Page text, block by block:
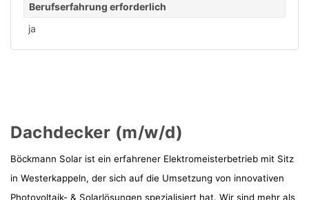
Berufserfahrung erforderlich
ja
Dachdecker (m/w/d)
Böckmann Solar ist ein erfahrener Elektromeisterbetrieb mit Sitz
in Westerkappeln, der sich auf die Umsetzung von innovativen
Photovoltaik- & Solarlösungen spezialisiert hat. Wir sind mehr als